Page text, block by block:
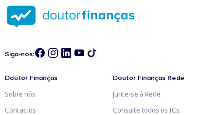
Siga-nos:
Doutor Finanças
Sobre nós
Contactos
Doutor Finanças Rede
Junte-se à Rede
Consulte todos os ICs